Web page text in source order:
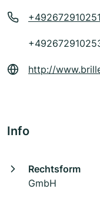
+492672910251
http://
Info
Rechtsform
GmbH